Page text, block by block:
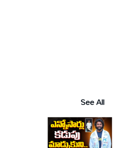
See All